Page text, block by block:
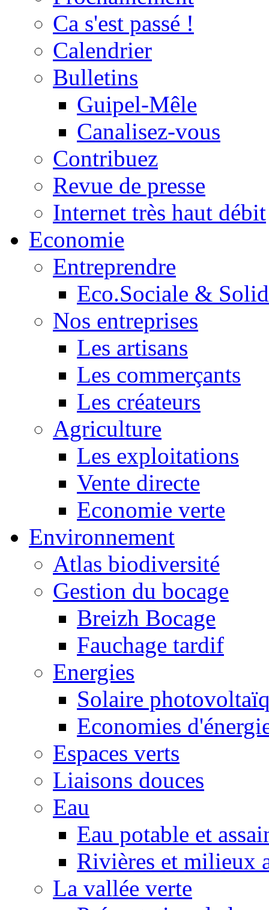
Ca s'est passé !
Calendrier
Bulletins
Guipel-Mêle
Canalisez-vous
Contribuez
Revue de presse
Internet très haut débit
Economie
Entreprendre
Eco.Sociale &
Nos entreprises
Les artisans
Les commerçants
Les créateurs
Agriculture
Les exploitations
Vente directe
Economie verte
Environnement
Atlas biodiversité
Gestion du bocage
Breizh Bocage
Fauchage tardif
Energies
Solaire
Economies
Espaces verts
Liaisons douces
Eau
Eau potable et
Rivières et milieux
La vallée verte